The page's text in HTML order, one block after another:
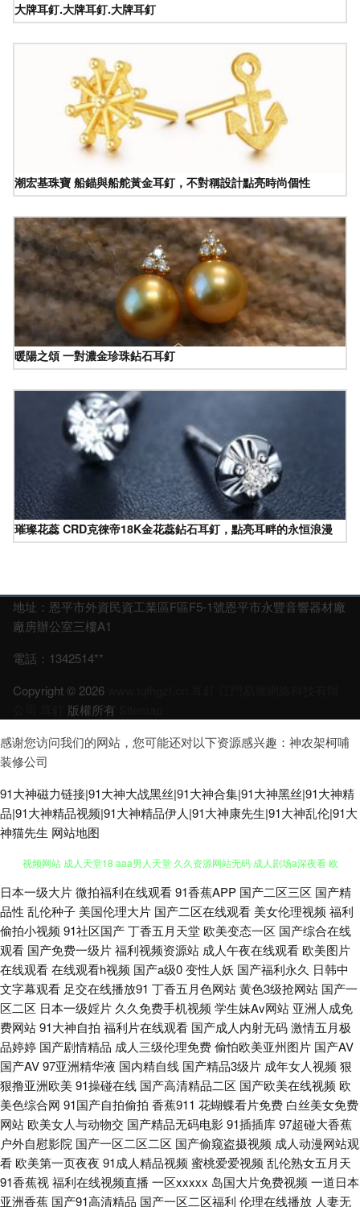
大牌耳釘.大牌耳釘.大牌耳釘
潮宏基珠寶 船錨與船舵黃金耳釘，不對稱設計點亮時尚個性
暖陽之頌 一對濃金珍珠鉆石耳釘
璀璨花蕊 CRD克徠帝18K金花蕊鉆石耳釘，點亮耳畔的永恒浪漫
地址：恩平市外資民資工業區F區F5-1號恩平市永豐音響器材廠
廠房辦公室三樓A1
電話：1342514**
Copyright © 2026
版權所有
感谢您访问我们的网站，您可能还对以下资源感兴趣：神农架柯哺
装修公司
91大神磁力链接|91大神大战黑丝|91大神合集|91大神黑丝|91大神精
品|91大神精品视频|91大神精品伊人|91大神康先生|91大神乱伦|91大
神猫先生 网站地图
蜜桃视频污 日韩三级第一页 久草成人 日韩影院五区 亚洲情侣自拍91 91偷拍
视频网站 成人天堂18 aaa男人天堂 久久资源网站无码 成人剧场a深夜看 欧
美AA潮喷 亚洲黄色网络 美女色色视频 超碰91大香蕉 韩日色资源 丰满少妇
综合网 99超碰麻豆 日本黄123区 99TV污黄 国产视频第一页 四虎午夜福利视
频 91做爱官方网站 黑丝AV天堂久久 色色思思 日韩轮理 亚洲午夜久久 肏屄
五区 黄色上床网站 天天操精品 91工厂小视频 波多野吉av 欧美色图3 91豆花
在线 大香蕉伊 91c在线 国产精品乱子伦 青娱乐老司机 五月天丁香社区 aa久
久 海角乱子伦 欧美艹比视频 超碰在线制服 豆花综合网 www婷婷5月天 操逼
日本一级大片微拍福利在线观看91香蕉APP 国产二区三区 国产精
品性 乱伦种子 美国伦理大片 国产二区在线观看 美女伦理视频 福利
偷拍小视频 91社区国产丁香五月天堂 欧美变态一区 国产综合在线
观看 国产免费一级片福利视频资源站 成人午夜在线观看 欧美图片
在线观看在线观看h视频 国产a级0变性人妖 国产福利永久 日韩中
文字幕观看 足交在线播放91 丁香五月色网站黄色3级抢网站 国产一
区二区 日本一级婬片 久久免费手机视频 学生妹Av网站 亚洲人成免
费网站91大神自拍 福利片在线观看 国产成人内射无码激情五月极
品婷婷 国产剧情精品 成人三级伦理免费偷怕欧美亚州图片 国产AV
国产AV97亚洲精华液 国内精自线 国产精品3级片 成年女人视频 狠
狠撸亚洲欧美91操碰在线 国产高清精品二区 国产欧美在线视频 欧
美色综合网 91国产自拍偷拍 香蕉911 花蝴蝶看片免费 白丝美女免费
网站 欧美女人与动物交 国产精品无码电影91插插库97超碰大香蕉
户外自慰影院 国产一区二区二区 国产偷窥盗摄视频 成人动漫网站观
看 欧美第一页夜夜 91成人精品视频 蜜桃爱爱视频 乱伦熟女五月天
91香蕉视福利在线视频直播 一区xxxxx 岛国大片免费视频 一道日本
亚洲香蕉 国产91高清精品 国产一区二区福利 伦理在线播放 人妻无